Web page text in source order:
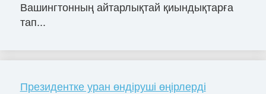
Вашингтонның айтарлықтай қиындықтарға
тап...
Президентке уран өндіруші өңірлерді